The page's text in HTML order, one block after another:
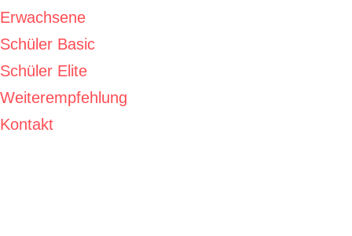
Erwachsene
Schüler Basic
Schüler Elite
Weiterempfehlung
Kontakt